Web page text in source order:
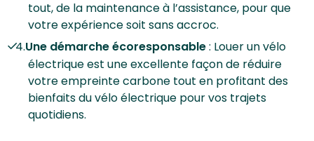
tout, de la maintenance à l’assistance, pour que
votre expérience soit sans accroc.
Une démarche écoresponsable: Louer un vélo
électrique est une excellente façon de réduire
votre empreinte carbone tout en profitant des
bienfaits du vélo électrique pour vos trajets
quotidiens.